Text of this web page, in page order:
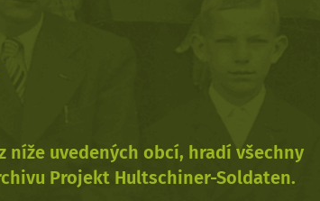
níže uvedených obcí, hradí všechny
Projekt Hultschiner-Soldaten.